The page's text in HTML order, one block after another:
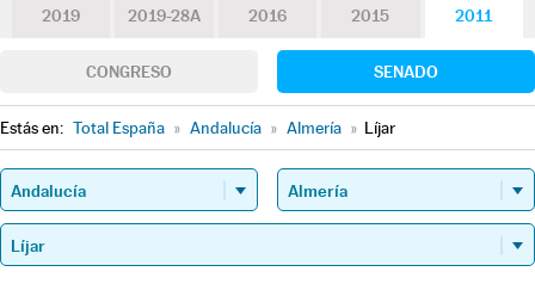
2019 2019-28A 2016 2015 2011
CONGRESO SENADO
Estás en: Total España » Andalucía » Almería » Líjar